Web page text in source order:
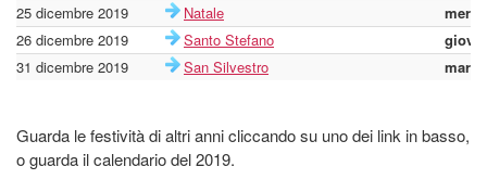
25 dicembre 2019
Natale
26 dicembre 2019
Santo Stefano
31 dicembre 2019
San Silvestro
Guarda le festività di altri anni cliccando su uno dei link in basso,
o guarda il calendario del 2019.